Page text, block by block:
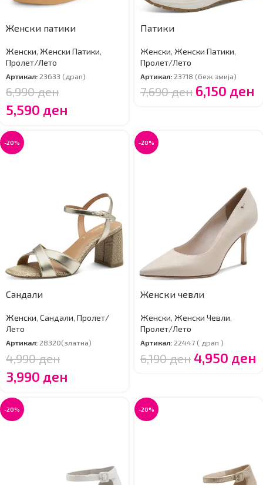
Женски патики
Женски, Женски Патики,
Пролет/Лето
Артикал:23633 (драп)
6,990ден
5,590 ден
Патики
Женски, Женски Патики,
Пролет/Лето
Артикал:23718 (беж змија)
7,690ден 6,150 ден
-20%
Сандали
Женски, Сандали, Пролет/
Лето
Артикал:28320(златна)
4,990ден
3,990 ден
-20%
Женски чевли
Женски, Женски Чевли,
Пролет/Лето
Артикал:22447 ( драп )
6,190ден 4,950 ден
-20% -20%